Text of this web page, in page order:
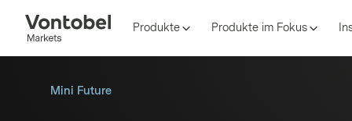
Produkte Produkte im Fokus
Mini Future